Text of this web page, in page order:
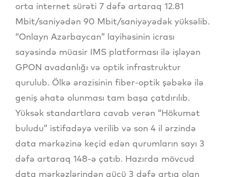
orta internet sürəti 7 dəfə artaraq 12.81
Mbit/saniyədən 90 Mbit/saniyəyədək yüksəlib.
“Onlayn Azərbaycan” layihəsinin icrası
sayəsində müasir IMS platforması ilə işləyən
GPON avadanlığı və optik infrastruktur
qurulub. Ölkə ərazisinin fiber-optik şəbəkə ilə
geniş əhatə olunması tam başa çatdırılıb.
Yüksək standartlara cavab verən “Hökumət
buludu” istifadəyə verilib və son 4 il ərzində
data mərkəzinə keçid edən qurumların sayı 3
dəfə artaraq 148-ə çatıb. Hazırda mövcud
data mərkəzlərindən gücü 3 dəfə artıq olan